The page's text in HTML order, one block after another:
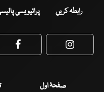
رابطہ کریں پرائیویسی
Facebook
صفحۂ اول